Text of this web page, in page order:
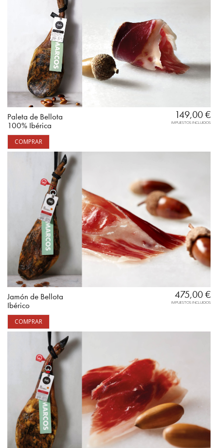
Paleta de Bellota
100% Ibérica
149,00€
IMPUESTOS INCLUIDOS
COMPRAR
Jamón de Bellota
Ibérico
475,00€
IMPUESTOS INCLUIDOS
COMPRAR